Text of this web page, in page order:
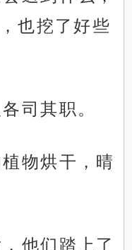
也挖了好些
司其职。
物烘干，晴
他们踏上了